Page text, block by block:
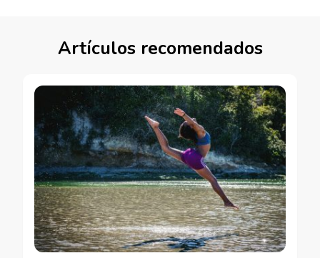
Artículos recomendados